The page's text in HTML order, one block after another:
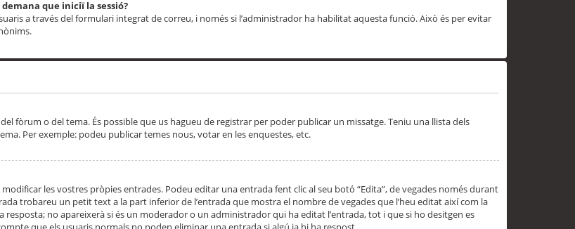
que iniciï la sessió?
a través del formulari integrat de correu, i només si l’administrador ha habilitat aquesta funció. Això és per evitar
fòrum o del tema. És possible que us hagueu de registrar per poder publicar un missatge. Teniu una llista dels
Per exemple: podeu publicar temes nous, votar en les enquestes, etc.
les vostres pròpies entrades. Podeu editar una entrada fent clic al seu botó “Edita”, de vegades només durant
trobareu un petit text a la part inferior de l’entrada que mostra el nombre de vegades que l’heu editat així com la
resposta; no apareixerà si és un moderador o un administrador qui ha editat l’entrada, tot i que si ho desitgen es